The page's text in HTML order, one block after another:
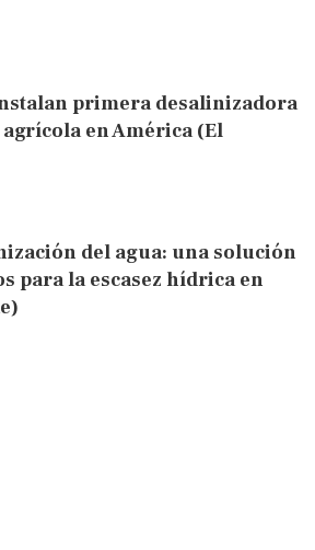
primera desalinizadora
en América (El
del agua: una solución
para la escasez hídrica en